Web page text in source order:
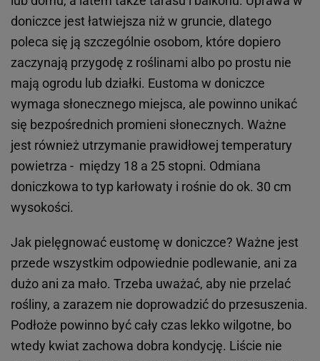
doniczce jest łatwiejsza niż w gruncie, dlatego
poleca się ją szczególnie osobom, które dopiero
zaczynają przygodę z roślinami albo po prostu nie
mają ogrodu lub działki. Eustoma w doniczce
wymaga słonecznego miejsca, ale powinno unikać
się bezpośrednich promieni słonecznych. Ważne
jest również utrzymanie prawidłowej temperatury
powietrza - między 18 a 25 stopni. Odmiana
doniczkowa to typ karłowaty i rośnie do ok. 30 cm
wysokości.
Jak pielęgnować eustomę w doniczce? Ważne jest
przede wszystkim odpowiednie podlewanie, ani za
dużo ani za mało. Trzeba uważać, aby nie przelać
rośliny, a zarazem nie doprowadzić do przesuszenia.
Podłoże powinno być cały czas lekko wilgotne, bo
wtedy kwiat zachowa dobra kondycję. Liście nie